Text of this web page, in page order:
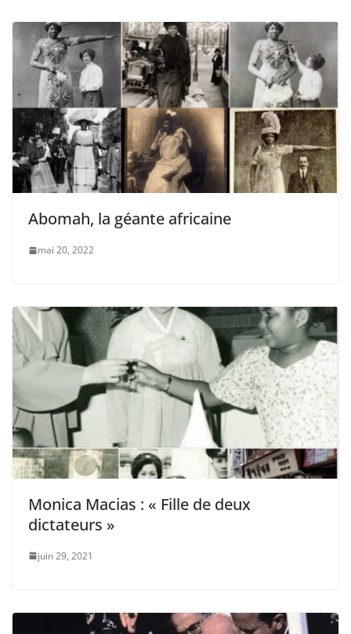
Abomah, la géante africaine
mai 20, 2022
Monica Macias : « Fille de deux
dictateurs »
juin 29, 2021